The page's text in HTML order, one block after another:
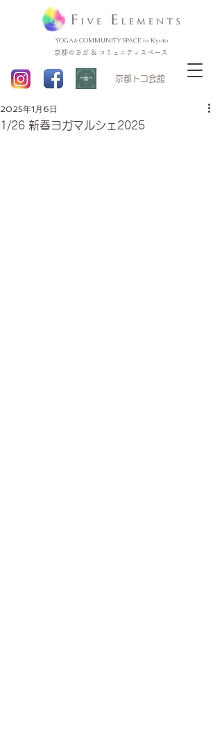
YOGA & COMMUNITY SPACE in Kyoto
​京都トコ会館
京都のヨガ & コミュニティスペース
1/26 新春ヨガマルシェ2025
2025年1月6日